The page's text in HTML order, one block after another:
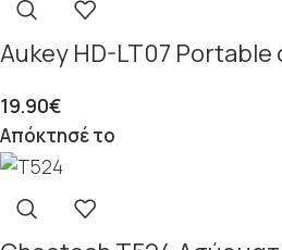
Aukey HD-LT07
19.90€
Απόκτησέ το